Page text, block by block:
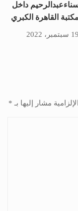
داخل
مكتبة القاهرة الكبري
19 سبتمبر، 2022
مشار إليها بـ *